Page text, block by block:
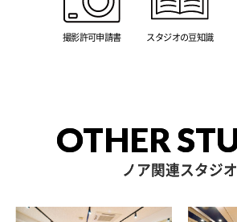
撮影許可申請書 スタジオの豆知識
OTHER
ノア関連スタジオ